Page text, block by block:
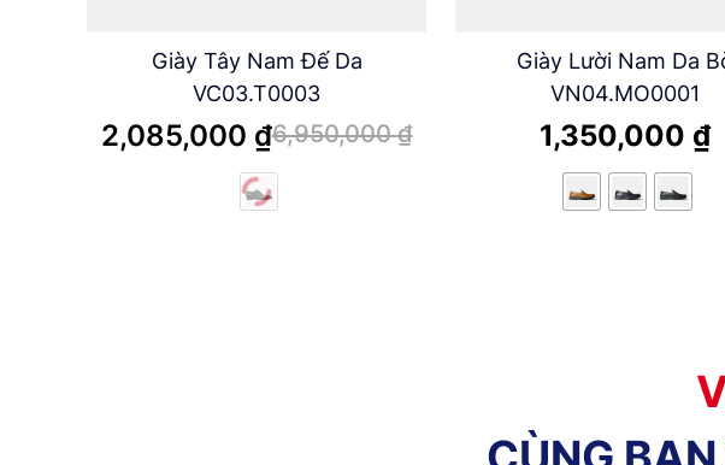
Giày Tây Nam Đế Da
VC03.T0003
2,085,000 ₫6,950,000₫
Giày Lười Nam Da
VN04.MO0001
1,350,000 ₫